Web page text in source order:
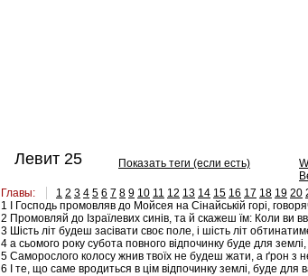
Левит 25 Показать теги (если есть)
Главы:
1 2 3 4 5 6 7 8 9 10 11 12 13 14 15 16 17 18 19 20
1 І Господь промовляв до Мойсея на Сінайській горі,
2 Промовляй до Ізраїлевих синів, та й скажеш їм: Коли ви
3 Шість літ будеш засівати своє поле, і шість літ
4 а сьомого року субота повного відпочинку буде для
5 Саморослого колосу жнив твоїх не будеш жати, а ґрон з
6 І те, що саме вродиться в цім відпочинку землі, буде для